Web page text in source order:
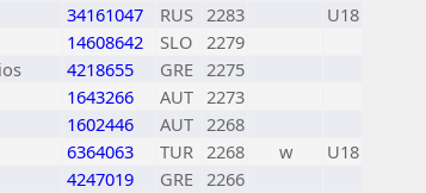
34161047 RUS 2283
U18
14608642 SLO 2279
4218655 GRE 2275
1643266 AUT 2273
1602446 AUT 2268
6364063 TUR 2268 w
U18
4247019 GRE 2266